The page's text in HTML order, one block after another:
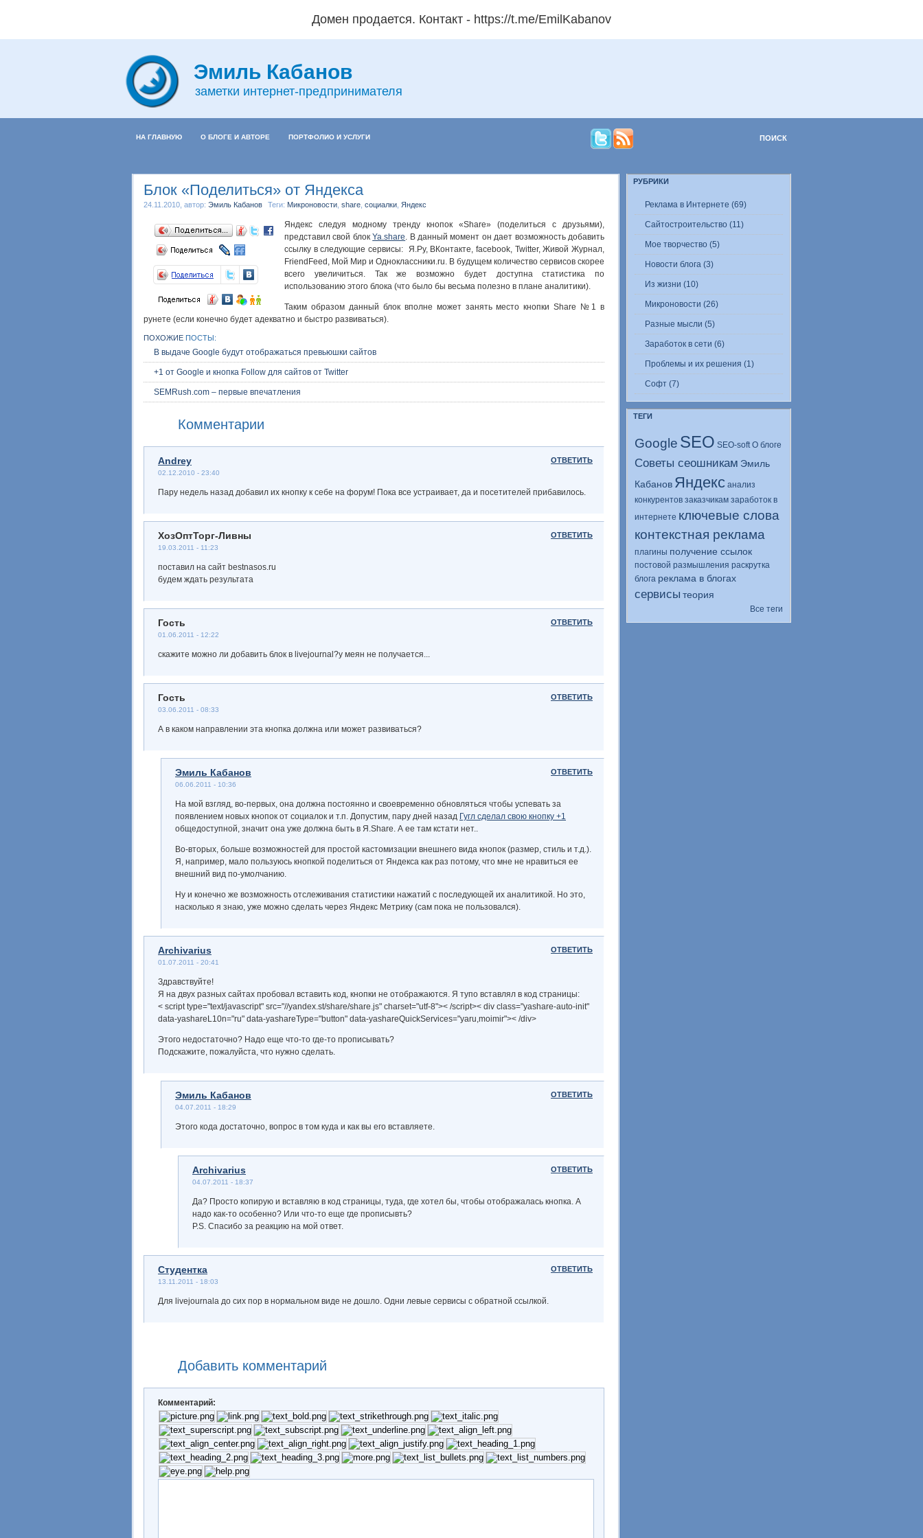
Домен продается. Контакт - https://t.me/EmilKabanov
Эмиль Кабанов
заметки интернет-предпринимателя
НА ГЛАВНУЮ О БЛОГЕ И АВТОРЕ ПОРТФОЛИО И УСЛУГИ
Блок «Поделиться» от Яндекса
24.11.2010, автор: Эмиль Кабанов Теги: Микроновости share социалки Яндекс
Яндекс следуя модному тренду кнопок «Share» (поделиться с друзьями),
представил свой блокYa.share. В данный момент он дает возможность добавить
ссылку в следующие сервисы: Я.Ру, ВКонтакте, facebook, Twitter, Живой Журнал,
FriendFeed, Мой Мир и Одноклассники.ru. В будущем количество сервисов скорее
всего увеличиться. Так же возможно будет доступна статистика по
использованию этого блока (что было бы весьма полезно в плане аналитики).
Таким образом данный блок вполне может занять место кнопки Share №1 в
рунете (если конечно будет адекватно и быстро развиваться).
ПОХОЖИЕ ПОСТЫ:
В выдаче Google будут отображаться превьюшки сайтов
+1 от Google и кнопка Follow для сайтов от Twitter
SEMRush.com – первые впечатления
Комментарии
ОТВЕТИТЬ
Andrey
02.12.2010 - 23:40
Пару недель назад добавил их кнопку к себе на форум! Пока все устраивает, да и посетителей прибавилось.
ОТВЕТИТЬ
ХозОптТорг-Ливны
19.03.2011 - 11:23
поставил на сайт bestnasos.ru
будем ждать результата
ОТВЕТИТЬ
Гость
01.06.2011 - 12:22
скажите можно ли добавить блок в livejournal?у меян не получается...
ОТВЕТИТЬ
Гость
03.06.2011 - 08:33
А в каком направлении эта кнопка должна или может развиваться?
ОТВЕТИТЬ
Эмиль Кабанов
06.06.2011 - 10:36
На мой взгляд, во-первых, она должна постоянно и своевременно обновляться чтобы успевать за
появлением новых кнопок от социалок и т.п. Допустим, пару дней назад Гугл сделал свою кнопку +1
общедоступной, значит она уже должна быть в Я.Share. А ее там кстати нет..
Во-вторых, больше возможностей для простой кастомизации внешнего вида кнопок (размер, стиль и т.д.).
Я, например, мало пользуюсь кнопкой поделиться от Яндекса как раз потому, что мне не нравиться ее
внешний вид по-умолчанию.
Ну и конечно же возможность отслеживания статистики нажатий с последующей их аналитикой. Но это,
насколько я знаю, уже можно сделать через Яндекс Метрику (сам пока не пользовался).
ОТВЕТИТЬ
Archivarius
01.07.2011 - 20:41
Здравствуйте!
Я на двух разных сайтах пробовал вставить код, кнопки не отображаются. Я тупо вставлял в код страницы:
< script type="text/javascript" src="//yandex.st/share/share.js" charset="utf-8">< /script>< div class="yashare-auto-init"
data-yashareL10n="ru" data-yashareType="button" data-yashareQuickServices="yaru,moimir">< /div>
Этого недостаточно? Надо еще что-то где-то прописывать?
Подскажите, пожалуйста, что нужно сделать.
ОТВЕТИТЬ
Эмиль Кабанов
04.07.2011 - 18:29
Этого кода достаточно, вопрос в том куда и как вы его вставляете.
ОТВЕТИТЬ
Archivarius
04.07.2011 - 18:37
Да? Просто копирую и вставляю в код страницы, туда, где хотел бы, чтобы отображалась кнопка. А
надо как-то особенно? Или что-то еще где прописывть?
P.S. Спасибо за реакцию на мой ответ.
ОТВЕТИТЬ
Студентка
13.11.2011 - 18:03
Для livejournalа до сих пор в нормальном виде не дошло. Одни левые сервисы с обратной ссылкой.
Добавить комментарий
Комментарий:
РУБРИКИ
Реклама в Интернете (69)
Сайтостроительство (11)
Мое творчество (5)
Новости блога (3)
Из жизни (10)
Микроновости (26)
Разные мысли (5)
Заработок в сети (6)
Проблемы и их решения (1)
Софт (7)
ТЕГИ
Google SEO SEO-soft О блоге
Советы сеошникам Эмиль
Кабанов Яндекс анализ
конкурентов заказчикам заработок в
интернете ключевые слова
контекстная реклама
плагины получение ссылок
постовой размышления раскрутка
блога реклама в блогах
сервисы теория
Все теги